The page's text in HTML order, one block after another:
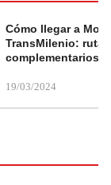
Cómo llegar a
TransMilenio:
complementarios
19/03/2024